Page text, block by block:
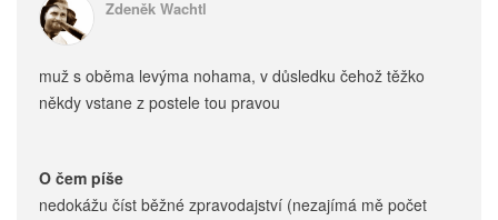
Zdeněk Wachtl
muž s oběma levýma nohama, v důsledku čehož těžko
někdy vstane z postele tou pravou
O čem píše
nedokážu číst běžné zpravodajství (nezajímá mě počet